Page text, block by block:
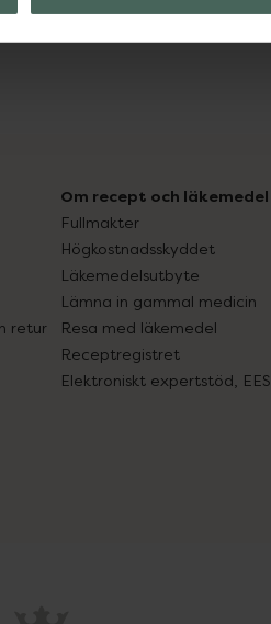
retur
Om recept och läkemedel
Fullmakter
Högkostnadsskyddet
Läkemedelsutbyte
Lämna in gammal medicin
Resa med läkemedel
Receptregistret
Elektroniskt expertstöd, EES